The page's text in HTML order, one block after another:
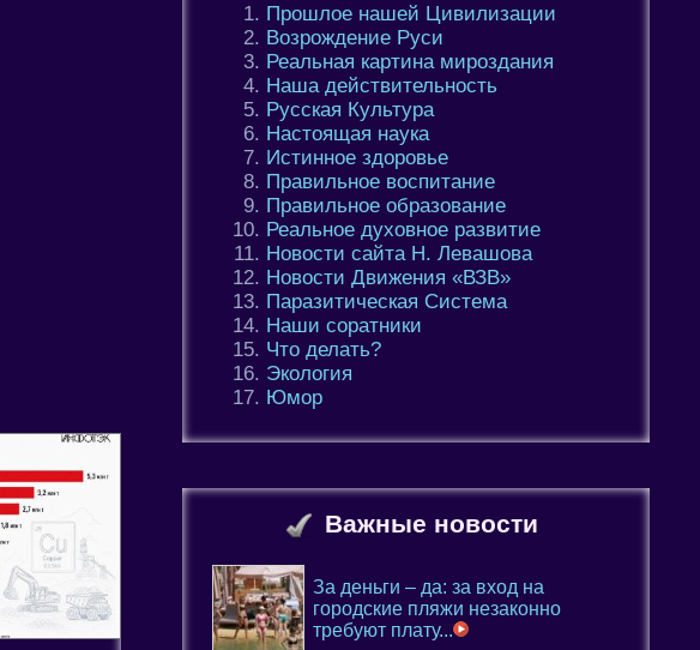
Прошлое нашей Цивилизации
Возрождение Руси
Реальная картина мироздания
Наша действительность
Русская Культура
Настоящая наука
Истинное здоровье
Правильное воспитание
Правильное образование
Реальное духовное развитие
Новости сайта Н. Левашова
Новости Движения «ВЗВ»
Паразитическая Система
Наши соратники
Что делать?
Экология
Юмор
Важные новости
За деньги – да: за вход на
городские пляжи незаконно
требуют плату...